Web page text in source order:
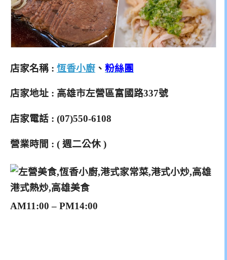
店家名稱 : 恆香小廚 、 粉絲團
店家地址 : 高雄市左營區富國路337號
店家電話 : (07)550-6108
營業時間 : ( 週二公休 )
AM11:00 – PM14:00